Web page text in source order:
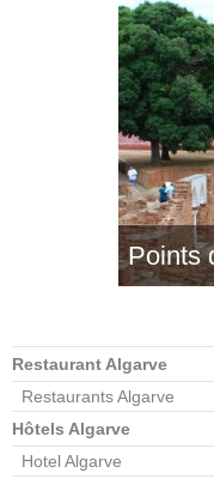
Points
Restaurant Algarve
Restaurants Algarve
Hôtels Algarve
Hotel Algarve